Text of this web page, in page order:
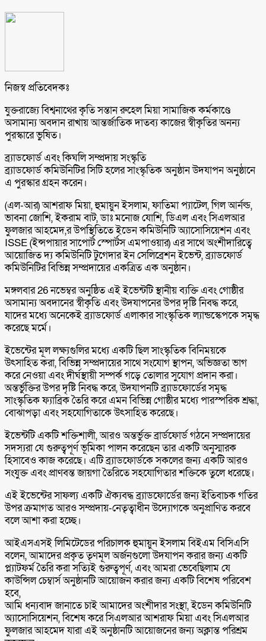
নিজস্ব প্রতিবেদকঃ
যুক্তরাজ্যে বিশ্বনাথের কৃতি সন্তান রুহেল মিয়া সামাজিক কর্মকাণ্ডে
অসামান্য অবদান রাখায় আন্তর্জাতিক দাতব্য কাজের স্বীকৃতির অনন্য
পুরস্কারে ভুষিত।
ব্র্যাডফোর্ড এবং কিঘলি সম্প্রদায় সংস্কৃতি
ব্র্যাডফোর্ড কমিউনিটির সিটি হলের সাংস্কৃতিক অনুষ্ঠান উদযাপন অনুষ্ঠানে
এ পুরস্কার গ্রহন করেন।
(এল-আর) আশরাফ মিয়া, হুমায়ুন ইসলাম, ফাতিমা প্যাটেল, গিল আর্নল্ড,
ভাবনা জোশি, ইকরাম বাট, ডাঃ মনোজ যোশি, ডিএল এবং সিএলআর
ফুলজার আহমেদ,র উপস্থিতিতে ইডেন কমিউনিটি অ্যাসোসিয়েশন এবং
ISSE (ইন্সপায়ার সাপোর্ট স্পোর্টস এমপাওয়ার) এর সাথে অংশীদারিত্বে
আয়োজিত দ্য কমিউনিটি টুগেদার ইন সেলিব্রেশন ইভেন্ট, ব্র্যাডফোর্ড
কমিউনিটির বিভিন্ন সম্প্রদায়ের একত্রিত এক অনুষ্ঠান।
মঙ্গলবার 26 নভেম্বর অনুষ্ঠিত এই ইভেন্টটি স্থানীয় ব্যক্তি এবং গোষ্ঠীর
অসামান্য অবদানের স্বীকৃতি এবং উদযাপনের উপর দৃষ্টি নিবদ্ধ করে,
যাদের মধ্যে অনেকেই ব্র্যাডফোর্ড এলাকার সাংস্কৃতিক ল্যান্ডস্কেপকে সমৃদ্ধ
করেছে মর্মে।
ইভেন্টের মূল লক্ষ্যগুলির মধ্যে একটি ছিল সাংস্কৃতিক বিনিময়কে
উৎসাহিত করা, বিভিন্ন সম্প্রদায়ের সাথে সংযোগ স্থাপন, অভিজ্ঞতা ভাগ
করে নেওয়া এবং দীর্ঘস্থায়ী সম্পর্ক গড়ে তোলার সুযোগ প্রদান করা।
অন্তর্ভুক্তির উপর দৃষ্টি নিবদ্ধ করে, উদযাপনটি ব্র্যাডফোর্ডের সমৃদ্ধ
সাংস্কৃতিক ফ্যাব্রিক তৈরি করে এমন বিভিন্ন গোষ্ঠীর মধ্যে পারস্পরিক শ্রদ্ধা,
বোঝাপড়া এবং সহযোগিতাকে উৎসাহিত করেছে।
ইভেন্টটি একটি শক্তিশালী, আরও অন্তর্ভুক্ত ব্রার্ডফোর্ড গঠনে সম্প্রদায়ের
সদস্যরা যে গুরুত্বপূর্ণ ভূমিকা পালন করেছেন তার একটি অনুস্মারক
হিসাবেও কাজ করেছে। এটি ব্র্যাডফোর্ডকে সকলের জন্য একটি আরও
সংযুক্ত এবং প্রাণবন্ত জায়গা তৈরিতে সহযোগিতার শক্তিকে তুলে ধরেছে।
এই ইভেন্টের সাফল্য একটি ঐক্যবদ্ধ ব্র্যাডফোর্ডের জন্য ইতিবাচক গতির
উপর ক্রমাগত আরও সম্প্রদায়-নেতৃত্বাধীন উদ্যোগকে অনুপ্রাণিত করবে
বলে আশা করা হচ্ছে।
আইএসএসই লিমিটেডের পরিচালক হুমায়ুন ইসলাম বিইএম বিসিএসি
বলেন, আমাদের প্রকৃত তৃণমূল অর্জনগুলো উদযাপন করার জন্য একটি
প্ল্যাটফর্ম তৈরি করা সত্যিই গুরুত্বপূর্ণ, এবং আমরা ভেবেছিলাম যে
কাউন্সিল চেম্বার্স অনুষ্ঠানটি আয়োজন করার জন্য একটি বিশেষ পরিবেশ
হবে,
আমি ধন্যবাদ জানাতে চাই আমাদের অংশীদার সংস্থা, ইডেন কমিউনিটি
অ্যাসোসিয়েশন, বিশেষ করে সিএলআর আশরাফ মিয়া এবং সিএলআর
ফুলজার আহমেদ যারা এই অনুষ্ঠানটি আয়োজনের জন্য অক্লান্ত পরিশ্রম